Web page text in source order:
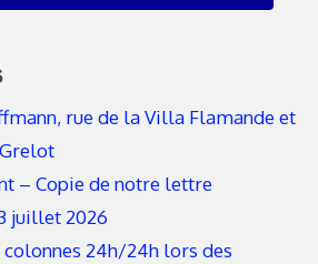
rue de la Villa Flamande et
– Copie de notre lettre
juillet 2026
24h/24h lors des